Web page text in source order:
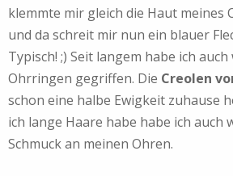
klemmte mir gleich die Haut meines
und da schreit mir nun ein blauer
Typisch! ;) Seit langem habe ich
Ohrringen gegriffen. Die Creolen
schon eine halbe Ewigkeit zuhause
ich lange Haare habe habe ich auch
Schmuck an meinen Ohren.